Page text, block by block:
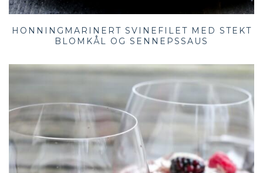
HONNINGMARINERT SVINEFILET MED STEKT
BLOMKÅL OG SENNEPSSAUS